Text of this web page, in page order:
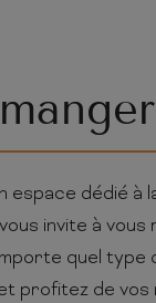
dédié à
invite à
quel
profitez de vos